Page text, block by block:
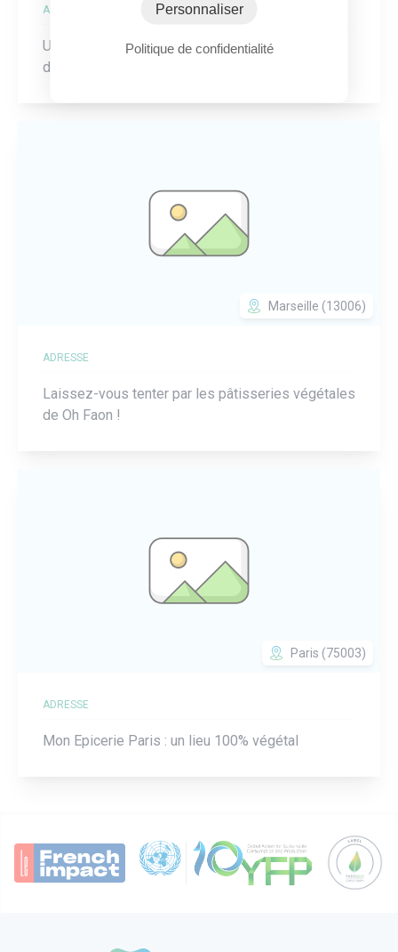
ADRESSE
Un refuge pour chat a pris ses quartiers au Bois
de Boulogne !
Marseille (13006)
ADRESSE
Laissez-vous tenter par les pâtisseries végétales
de Oh Faon !
Paris (75003)
ADRESSE
Mon Epicerie Paris : un lieu 100% végétal
Personnaliser
Politique de confidentialité